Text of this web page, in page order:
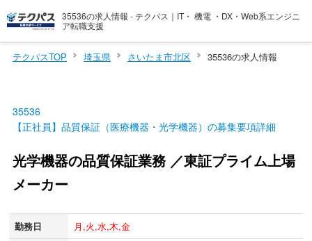
35536の求人情報 - テクパス｜IT・ 機電 ・DX・Web系エンジニ
ア転職支援
テクパスTOP 埼玉県 さいたま市北区 35536の求人情報
35536
【正社員】品質保証（医療機器・光学機器）の募集要項詳細
光学機器の品質保証業務 ／東証プライム上場
メーカー
勤務日
月,火,水,木,金